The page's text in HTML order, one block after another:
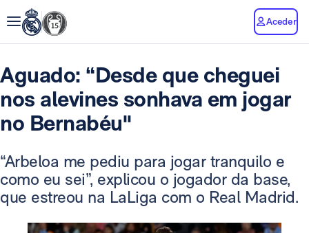
Aceder
Aguado: “Desde que cheguei
nos alevines sonhava em jogar
no Bernabéu"
“Arbeloa me pediu para jogar tranquilo e
como eu sei”, explicou o jogador da base,
que estreou na LaLiga com o Real Madrid.